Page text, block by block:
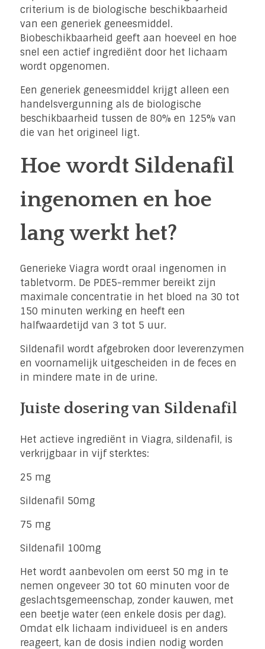
criterium is de biologische beschikbaarheid
van een generiek geneesmiddel.
Biobeschikbaarheid geeft aan hoeveel en hoe
snel een actief ingrediënt door het lichaam
wordt opgenomen.
Een generiek geneesmiddel krijgt alleen een
handelsvergunning als de biologische
beschikbaarheid tussen de 80% en 125% van
die van het origineel ligt.
Hoe wordt Sildenafil
ingenomen en hoe
lang werkt het?
Generieke Viagra wordt oraal ingenomen in
tabletvorm. De PDE5-remmer bereikt zijn
maximale concentratie in het bloed na 30 tot
150 minuten werking en heeft een
halfwaardetijd van 3 tot 5 uur.
Sildenafil wordt afgebroken door leverenzymen
en voornamelijk uitgescheiden in de feces en
in mindere mate in de urine.
Juiste dosering van Sildenafil
Het actieve ingrediënt in Viagra, sildenafil, is
verkrijgbaar in vijf sterktes:
25 mg
Sildenafil 50mg
75 mg
Sildenafil 100mg
Het wordt aanbevolen om eerst 50 mg in te
nemen ongeveer 30 tot 60 minuten voor de
geslachtsgemeenschap, zonder kauwen, met
een beetje water (een enkele dosis per dag).
Omdat elk lichaam individueel is en anders
reageert, kan de dosis indien nodig worden